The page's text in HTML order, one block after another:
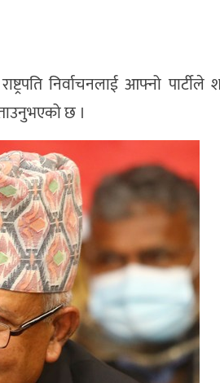
निर्वाचनलाई आफ्नो पार्टीले
छ ।